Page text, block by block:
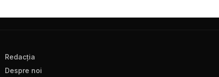
Redacţia
Despre noi